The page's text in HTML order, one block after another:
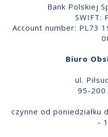
Bank Polskiej
SWIFT:
Account number: PL73
Biuro
ul.
95-200
czynne od poniedziałku
-